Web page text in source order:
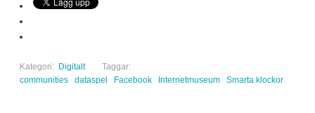
Kategori: Digitalt
Taggar:
communities
dataspel Facebook Internetmuseum Smarta klockor